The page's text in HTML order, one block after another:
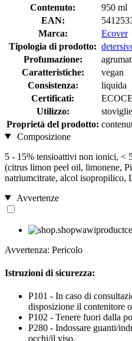
Contenuto:
950 ml
EAN:
Marca:
Ecover
Tipologia di prodotto:
Profumazione:
Caratteristiche:
vegan
Consistenza:
liquida
Certificati:
Utilizzo:
stoviglie
Proprietà del prodotto:
Composizione
5 - 15% tensioattivi non ionici, <
(citrus limon peel oil, limonene,
natriumcitrate, alcol isopropilico,
Avvertenze
Avvertenza: Pericolo
Istruzioni di sicurezza:
P101 - In caso di
disposizione il contenitore
P102 - Tenere fuori dalla
P280 - Indossare guanti/
occhi/il viso.